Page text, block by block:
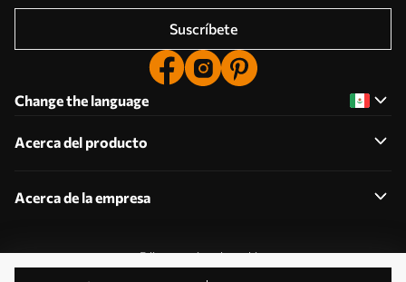
Suscríbete
Change the language
Acerca del producto
Acerca de la empresa
Editar permisos de cookies
2011-2026 Uwalls . Todos los derechos reservados.